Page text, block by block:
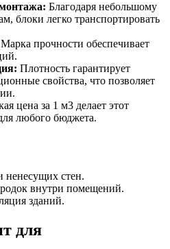
Благодаря небольшому
блоки легко транспортировать
Марка прочности обеспечивает
Плотность гарантирует
свойства, что позволяет
цена за 1 м3 делает этот
любого бюджета.
ненесущих стен.
внутри помещений.
зданий.
для